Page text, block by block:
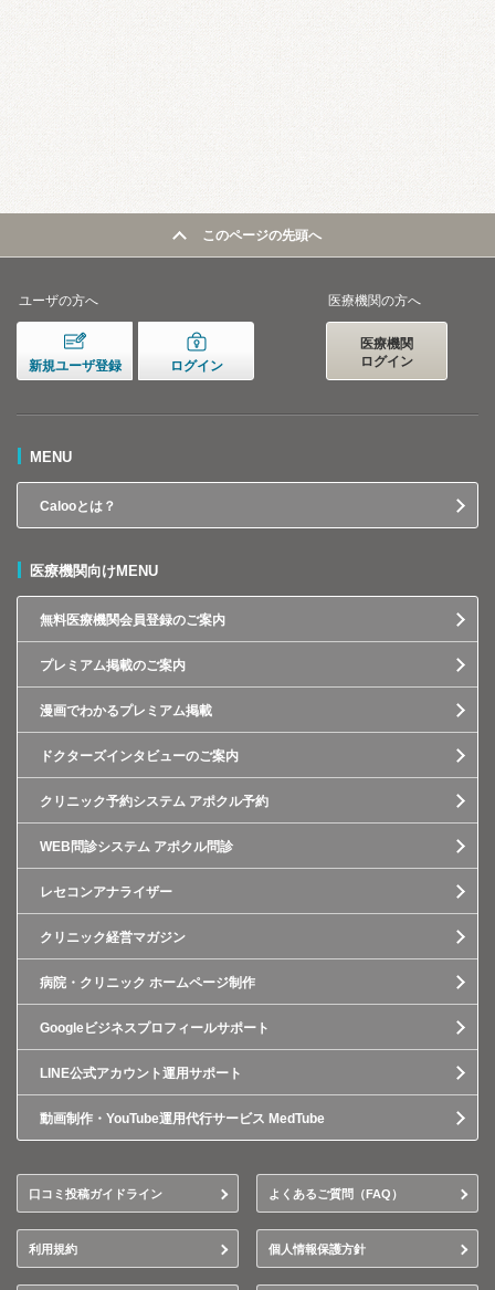
このページの先頭へ
ユーザの方へ
新規ユーザ登録 ログイン
医療機関の方へ
医療機関
ログイン
MENU
Calooとは？
医療機関向けMENU
無料医療機関会員登録のご案内
プレミアム掲載のご案内
漫画でわかるプレミアム掲載
ドクターズインタビューのご案内
クリニック予約システム アポクル予約
WEB問診システム アポクル問診
レセコンアナライザー
クリニック経営マガジン
病院・クリニック ホームページ制作
Googleビジネスプロフィールサポート
LINE公式アカウント運用サポート
動画制作・YouTube運用代行サービス MedTube
口コミ投稿ガイドライン よくあるご質問（FAQ）
利用規約 個人情報保護方針